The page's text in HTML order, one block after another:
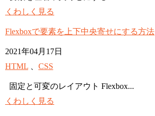
くわしく見る
Flexboxで要素を上下中央寄せにする方法
2021年04月17日
HTML
CSS
固定と可変のレイアウト Flexbox...
くわしく見る